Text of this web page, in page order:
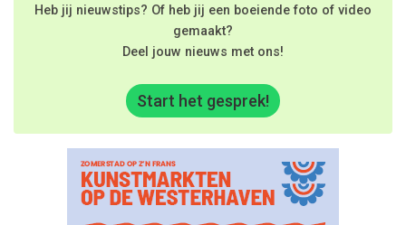
Heb jij nieuwstips? Of heb jij een boeiende foto of video
gemaakt?
Deel jouw nieuws met ons!
Start het gesprek!